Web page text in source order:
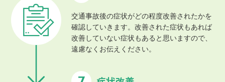
交通事故後の症状がどの程度改善されたかを
確認していきます。改善された症状もあれば
改善していない症状もあると思いますので、
遠慮なくお伝えください。